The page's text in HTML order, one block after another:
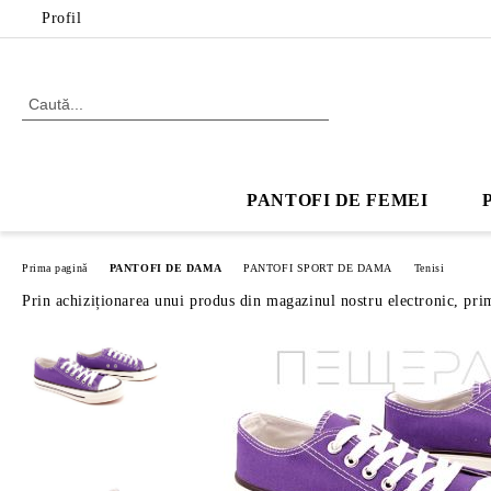
Profil
PANTOFI DE FEMEI
Prima pagină PANTOFI DE DAMA PANTOFI SPORT DE DAMA Tenisi
Prin achiziționarea unui produs din magazinul nostru electronic,